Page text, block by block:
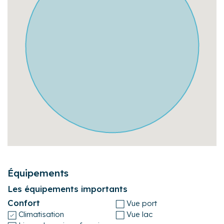
à votre écoute tout au long de votre séjour pour vous
permettre d’en profiter au mieux et qui vous fera découvrir
le Pays Basque comme vous ne l'avez jamais vu !
N'hésitez pas à prendre contact avec nous pour obtenir
des informations complémentaires.
Numéro d'enregistrement
64122004606A5
Équipements
Les équipements importants
Confort
Climatisation
Vue port
Vue lac